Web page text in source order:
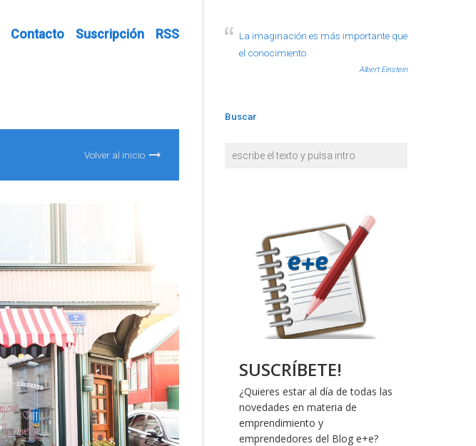
Contacto Suscripción RSS
Volver al inicio
La imaginación es más importante que
el conocimiento
Albert Einstein
Buscar
SUSCRÍBETE!
¿Quieres estar al día de todas las
novedades en materia de
emprendimiento y
emprendedores del Blog e+e?